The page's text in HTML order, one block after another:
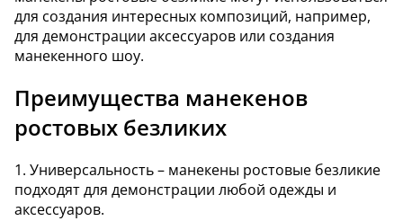
для создания интересных композиций, например,
для демонстрации аксессуаров или создания
манекенного шоу.
Преимущества манекенов
ростовых безликих
1. Универсальность – манекены ростовые безликие
подходят для демонстрации любой одежды и
аксессуаров.